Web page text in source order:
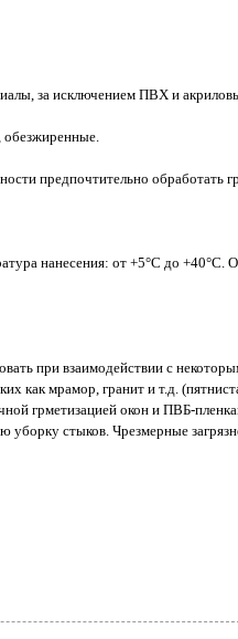
за исключением ПВХ и
обезжиренные.
предпочтительно обработать
нанесения: от +5°C до +40°C.
при взаимодействии с
как мрамор, гранит и т.д.
грметизацией окон и ПВБ-
уборку стыков. Чрезмерные